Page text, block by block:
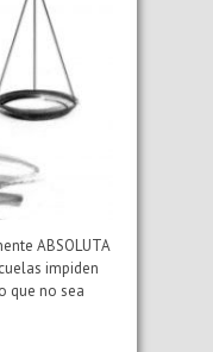
ABSOLUTA
impiden
que no sea